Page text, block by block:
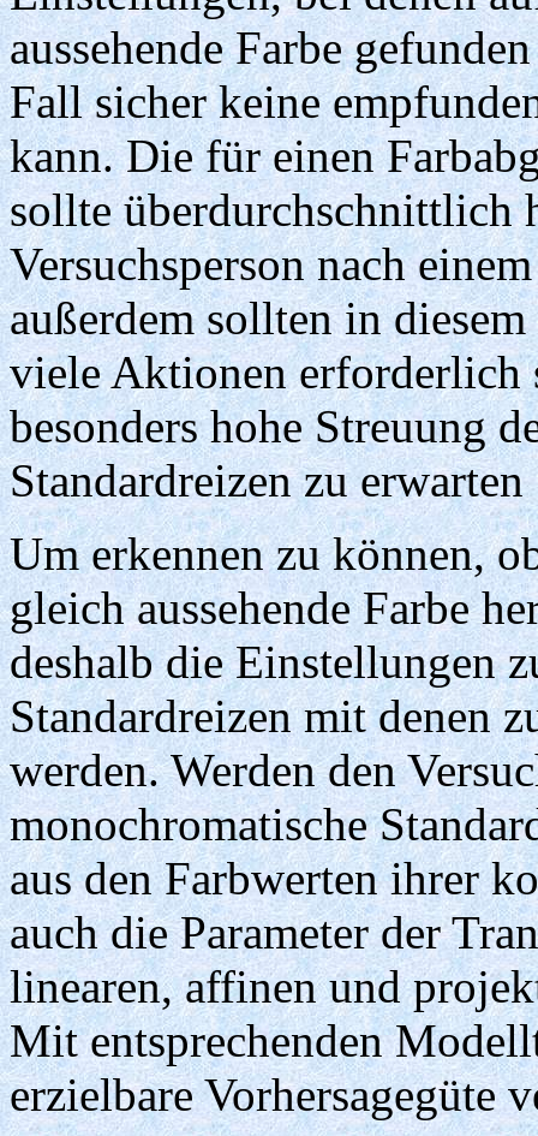
aussehende Farbe
Fall sicher keine
kann. Die für einen
sollte überdurchschnittlich
Versuchsperson nach
außerdem sollten in
viele Aktionen erforderlich
besonders hohe Streuung
Standardreizen zu erwarten
Um erkennen zu können,
gleich aussehende Farbe
deshalb die Einstellungen
Standardreizen mit denen
werden. Werden den
monochromatische
aus den Farbwerten ihrer
auch die Parameter der
linearen, affinen und
Mit entsprechenden
erzielbare Vorhersagegüte